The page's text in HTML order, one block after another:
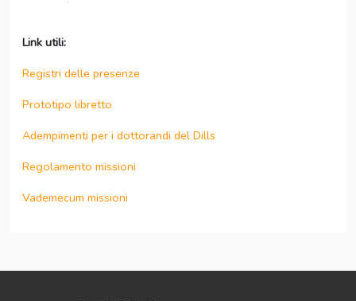
Link utili:
Registri delle presenze
Prototipo libretto
Adempimenti per i dottorandi del Dills
Regolamento missioni
Vademecum missioni